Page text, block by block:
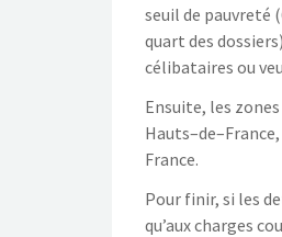
seuil de pauvreté
quart des
célibataires ou
Ensuite, les
Hauts–de–
France.
Pour finir, si les
qu’aux charges